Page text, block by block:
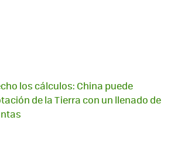
los cálculos: China puede
de la Tierra con un llenado de